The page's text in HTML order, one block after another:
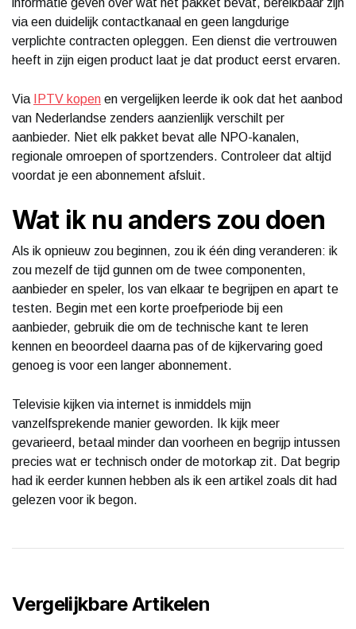
via een duidelijk contactkanaal en geen langdurige
verplichte contracten opleggen. Een dienst die vertrouwen
heeft in zijn eigen product laat je dat product eerst ervaren.
Via IPTV kopen en vergelijken leerde ik ook dat het aanbod
van Nederlandse zenders aanzienlijk verschilt per
aanbieder. Niet elk pakket bevat alle NPO-kanalen,
regionale omroepen of sportzenders. Controleer dat altijd
voordat je een abonnement afsluit.
Wat ik nu anders zou doen
Als ik opnieuw zou beginnen, zou ik één ding veranderen: ik
zou mezelf de tijd gunnen om de twee componenten,
aanbieder en speler, los van elkaar te begrijpen en apart te
testen. Begin met een korte proefperiode bij een
aanbieder, gebruik die om de technische kant te leren
kennen en beoordeel daarna pas of de kijkervaring goed
genoeg is voor een langer abonnement.
Televisie kijken via internet is inmiddels mijn
vanzelfsprekende manier geworden. Ik kijk meer
gevarieerd, betaal minder dan voorheen en begrijp intussen
precies wat er technisch onder de motorkap zit. Dat begrip
had ik eerder kunnen hebben als ik een artikel zoals dit had
gelezen voor ik begon.
Vergelijkbare Artikelen